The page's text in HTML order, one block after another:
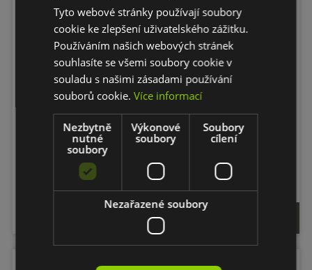
MENZERNA 400 Heavy Cut - Leštící
pasta VZOREK 20 ml
práci s keramickými laky.
Tyto webové stránky používají soubory
cookie ke zlepšení uživatelského zážitku.
Používáním našich webových stránek
souhlasíte se všemi soubory cookie v
souladu s našimi zásadami používání
souborů cookie.Více informací
Nezbytně
nutné
soubory
Výkonové
soubory
Soubory
cílení
Nezařazené soubory